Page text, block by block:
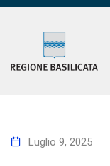
Luglio 9, 2025